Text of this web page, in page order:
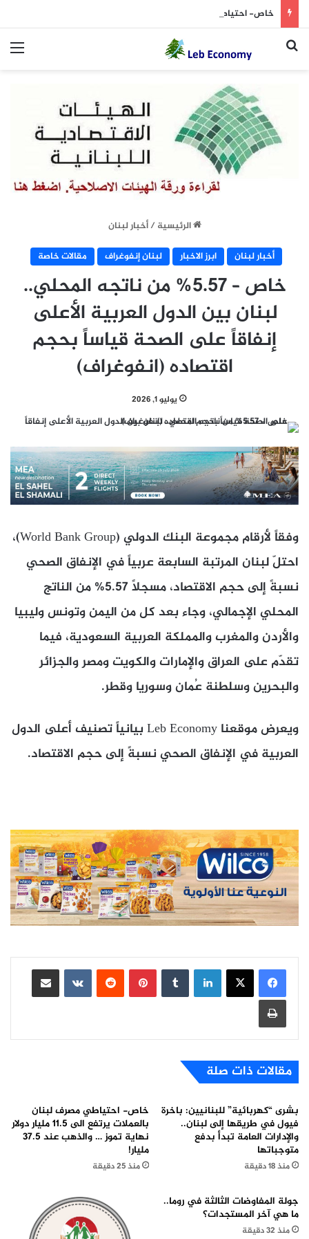
بحث عن
الرئيسية / أخبار لبنان
أخبار لبنان
ابرز الاخبار لبنان إنفوغراف مقالات خاصة
خاص – 5.57% من ناتجه المحلي..
لبنان بين الدول العربية الأعلى
إنفاقاً على الصحة قياساً بحجم
اقتصاده (انفوغراف)
يوليو 1, 2026
وفقاً لأرقام مجموعة البنك الدولي (World Bank Group)،
احتلّ لبنان المرتبة السابعة عربياً في الإنفاق الصحي
نسبةً إلى حجم الاقتصاد، مسجلاً 5.57% من الناتج
المحلي الإجمالي، وجاء بعد كل من اليمن وتونس وليبيا
والأردن والمغرب والمملكة العربية السعودية، فيما
تقدّم على العراق والإمارات والكويت ومصر والجزائر
والبحرين وسلطنة عُمان وسوريا وقطر.
ويعرض موقعنا Leb Economy بيانياً تصنيف أعلى الدول
العربية في الإنفاق الصحي نسبةً إلى حجم الاقتصاد.
لينكدإن بينتيريست
مشاركة عبر البريد
طباعة
مقالات ذات صلة
بشرى “كهربائية” للبنانيين: باخرة
فيول في طريقها إلى لبنان..
والإدارات العامة تبدأ بدفع
متوجباتها
منذ 18 دقيقة
خاص- احتياطي مصرف لبنان
بالعملات يرتفع الى 11.5 مليار دولار
نهاية تموز … والذهب عند 37.5
مليار!
منذ 25 دقيقة
جولة المفاوضات الثالثة في روما..
ما هي آخر المستجدات؟
منذ 32 دقيقة